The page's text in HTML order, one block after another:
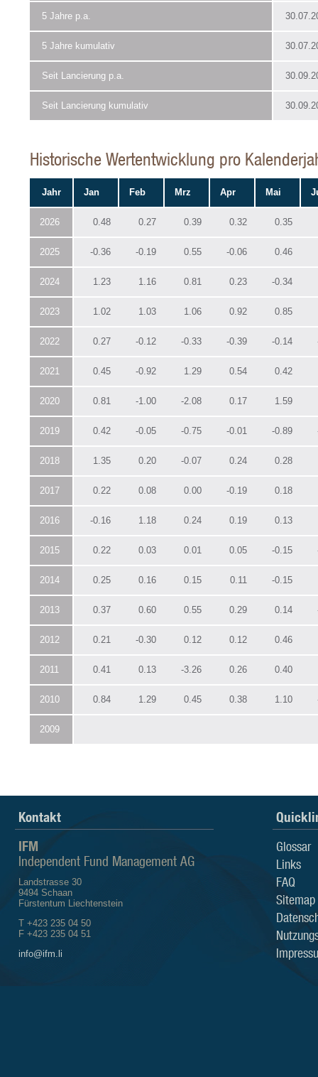
5 Jahre p.a.
5 Jahre kumulativ
Seit Lancierung p.a.
Seit Lancierung kumulativ
Historische Wertentwicklung pro
Jahr Jan Feb Mrz Apr Mai
2026 0.48 0.27 0.39 0.32 0.35
2025 -0.36 -0.19 0.55 -0.06 0.46
2024 1.23 1.16 0.81 0.23 -0.34
2023 1.02 1.03 1.06 0.92 0.85
2022 0.27 -0.12 -0.33 -0.39 -0.14
2021 0.45 -0.92 1.29 0.54 0.42
2020 0.81 -1.00 -2.08 0.17 1.59
2019 0.42 -0.05 -0.75 -0.01 -0.89
2018 1.35 0.20 -0.07 0.24 0.28
2017 0.22 0.08 0.00 -0.19 0.18
2016 -0.16 1.18 0.24 0.19 0.13
2015 0.22 0.03 0.01 0.05 -0.15
2014 0.25 0.16 0.15 0.11 -0.15
2013 0.37 0.60 0.55 0.29 0.14
2012 0.21 -0.30 0.12 0.12 0.46
2011 0.41 0.13 -3.26 0.26 0.40
2010 0.84 1.29 0.45 0.38 1.10
2009
Kontakt
IFM
Independent Fund Management AG
Landstrasse 30
9494 Schaan
Fürstentum Liechtenstein
T +423 235 04 50
F +423 235 04 51
info@ifm.li
Glossar
Links
FAQ
Sitemap